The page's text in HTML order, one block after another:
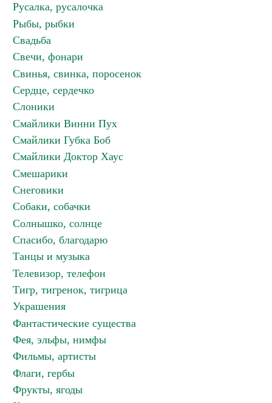
Русалка, русалочка
Рыбы, рыбки
Свадьба
Свечи, фонари
Свинья, свинка, поросенок
Сердце, сердечко
Слоники
Смайлики Винни Пух
Смайлики Губка Боб
Смайлики Доктор Хаус
Смешарики
Снеговики
Собаки, собачки
Солнышко, солнце
Спасибо, благодарю
Танцы и музыка
Телевизор, телефон
Тигр, тигренок, тигрица
Украшения
Фантастические существа
Фея, эльфы, нимфы
Фильмы, артисты
Флаги, гербы
Фрукты, ягоды